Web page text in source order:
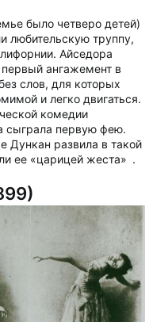
было четверо детей)
любительскую труппу,
Айседора
ангажемент в
слов, для которых
и легко двигаться.
комедии
сыграла первую фею.
Дункан развила в такой
ее «царицей жеста» .